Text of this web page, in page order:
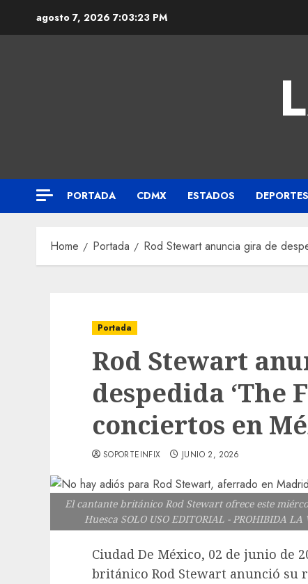
agosto 7, 2026 7:03:24 PM
PORTADA CDMX ESTADOS DEPORTES
Home Portada Rod Stewart anuncia gira de
Portada
Rod Stewart
despedida ‘The
conciertos en
SOPORTEINFIX JUNIO 2, 2026
El cantante británico Rod Stewart ofrece este
Huesca SOLO USO EDITORIAL - PROHIBIDA
Ciudad De México, 02 de junio de
británico Rod Stewart anunció su